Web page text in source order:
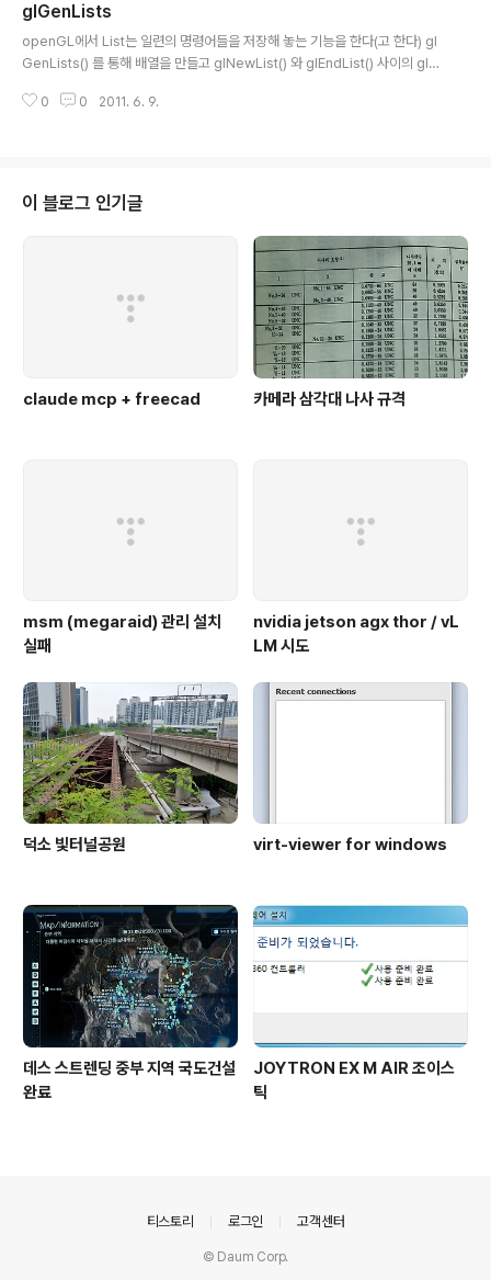
[링크 : http://en.wikipedia.org/wiki/Z-buffering] [링크 : http://www..
glGenLists
openGL에서 List는 일련의 명령어들을 저장해 놓는 기능을 한다(고 한다) gl
GenLists() 를 통해 배열을 만들고 glNewList() 와 glEndList() 사이의 gl
있으면 Delete가 있듯, glDeleteLists()로 생성한 List를 삭제하면 된다. 이
should not ..
0 0 2011. 6. 9.
이 블로그 인기글
claude mcp + freecad 카메라 삼각대 나사 규격
msm (megaraid) 관리 설치
실패
nvidia jetson agx thor / vL
LM 시도
덕소 빛터널공원 virt-viewer for windows
데스 스트렌딩 중부 지역 국도건설
완료
JOYTRON EX M AIR 조이스
틱
티스토리 로그인 고객센터
© Daum Corp.